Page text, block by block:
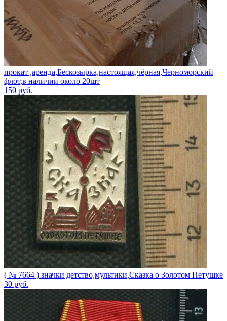
прокат ,аренда,Бескозырка,настоящая,чёрная,Черноморский
флот,в наличии около 20шт
150 руб.
( № 7664 ) значки детство,мультики,Сказка о Золотом Петушке
30 руб.